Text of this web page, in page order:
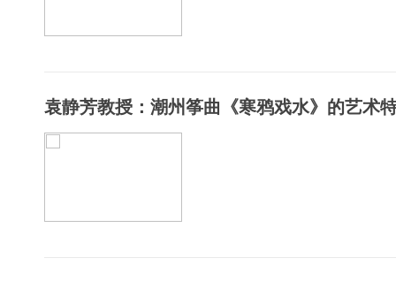
袁静芳教授：潮州筝曲《寒鸦戏水》的艺术